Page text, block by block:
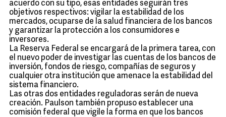
acuerdo con su tipo, esas entidades seguirán tres
objetivos respectivos: vigilar la estabilidad de los
mercados, ocuparse de la salud financiera de los bancos
y garantizar la protección a los consumidores e
inversores.
La Reserva Federal se encargará de la primera tarea, con
el nuevo poder de investigar las cuentas de los bancos de
inversión, fondos de riesgo, compañías de seguros y
cualquier otra institución que amenace la estabilidad del
sistema financiero.
Las otras dos entidades reguladoras serán de nueva
creación. Paulson también propuso establecer una
comisión federal que vigile la forma en que los bancos